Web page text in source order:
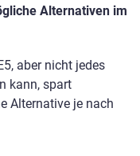
Alternativen im
aber nicht jedes
kann, spart
Alternative je nach